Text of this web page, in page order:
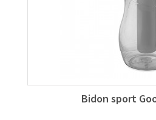
Bidon sport